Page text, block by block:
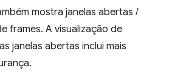
mostra janelas abertas /
frames. A visualização de
janelas abertas inclui mais